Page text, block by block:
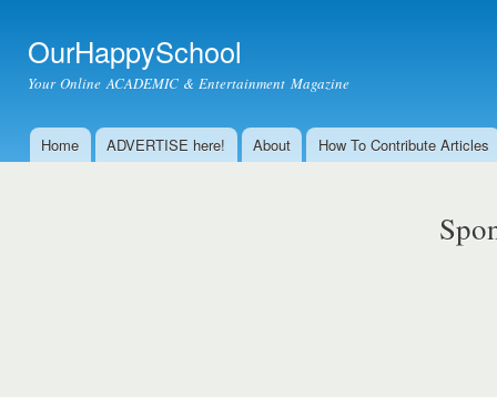
OurHappySchool
Your Online ACADEMIC & Entertainment Magazine
Main menu
Home ADVERTISE here! About How To Contribute Articles